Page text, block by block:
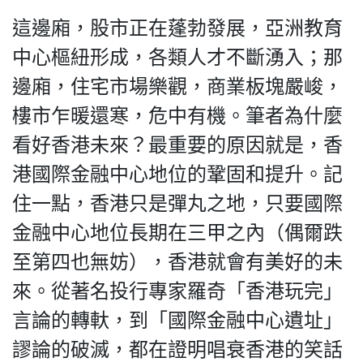
這邊廂，股市正在蓬勃發展，亞洲教育
中心樞紐形成，各類人才不斷湧入；那
邊廂，住宅市場樂觀，商業板塊嚴峻，
樓市乍暖還寒，危中有機。筆者為什麼
看好香港未來？最重要的原因就是，香
港國際金融中心地位的鞏固和提升。記
住一點，香港只是彈丸之地，只要國際
金融中心地位長期在三甲之內（偶爾跌
至第四也無妨），香港就會有美好的未
來。從著名投行專家羅奇「香港玩完」
言論的轉軑，到「國際金融中心遺址」
謬論的破滅，都在證明唱衰香港的笑話